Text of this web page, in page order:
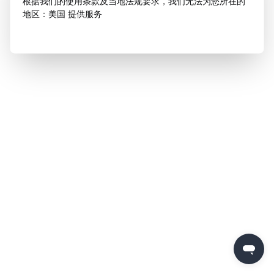
地区：美国 提供服务